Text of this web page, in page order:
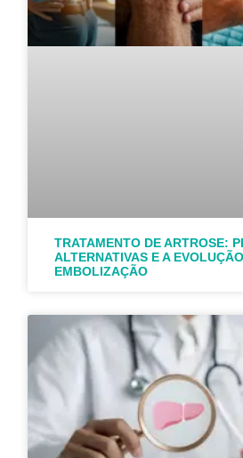
TRATAMENTO DE ARTROSE:
ALTERNATIVAS E A
EMBOLIZAÇÃO